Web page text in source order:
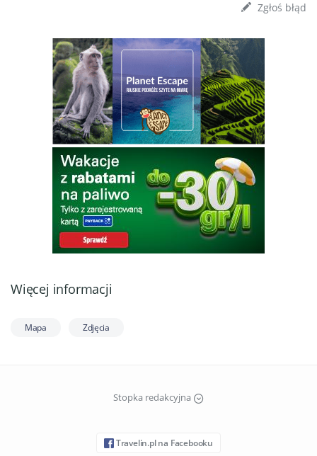
Zgłoś błąd
Więcej informacji
Mapa Zdjęcia
Stopka redakcyjna
Travelin.pl na Facebooku